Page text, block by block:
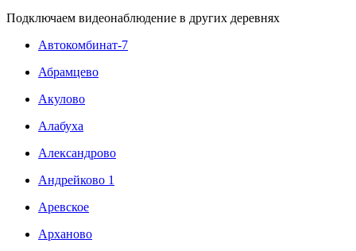
Подключаем видеонаблюдение в других деревнях
Автокомбинат-7
Абрамцево
Акулово
Алабуха
Александрово
Андрейково 1
Аревское
Арханово